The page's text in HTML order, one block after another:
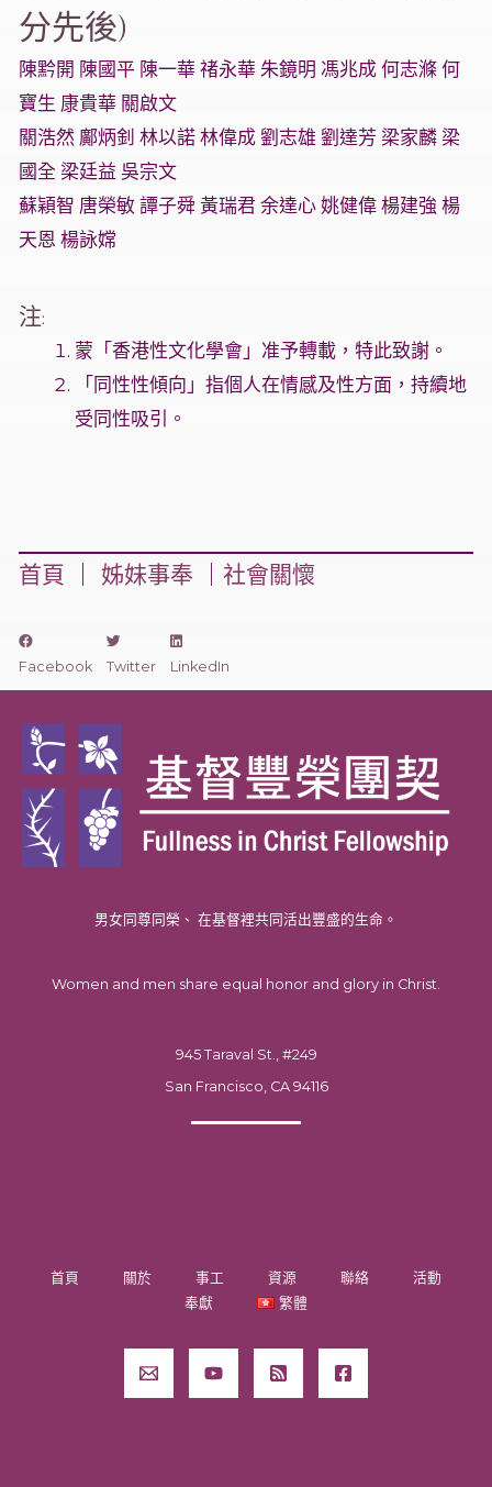
分先後)
陳黔開 陳國平 陳一華 禇永華 朱鏡明 馮兆成 何志滌 何
寶生 康貴華 關啟文
關浩然 鄺炳釗 林以諾 林偉成 劉志雄 劉達芳 梁家麟 梁
國全 梁廷益 吳宗文
蘇穎智 唐榮敏 譚子舜 黃瑞君 余達心 姚健偉 楊建強 楊
天恩 楊詠嫦
注:
蒙「香港性文化學會」准予轉載，特此致謝。
「同性性傾向」指個人在情感及性方面，持續地
受同性吸引。
首頁 姊妹事奉 社會關懷
Facebook Twitter LinkedIn
男女同尊同榮、 在基督裡共同活出豐盛的生命。
Women and men share equal honor and glory in Christ.
945 Taraval St., #249
San Francisco, CA 94116
首頁 關於 事工 資源 聯絡
活動
奉獻
繁體